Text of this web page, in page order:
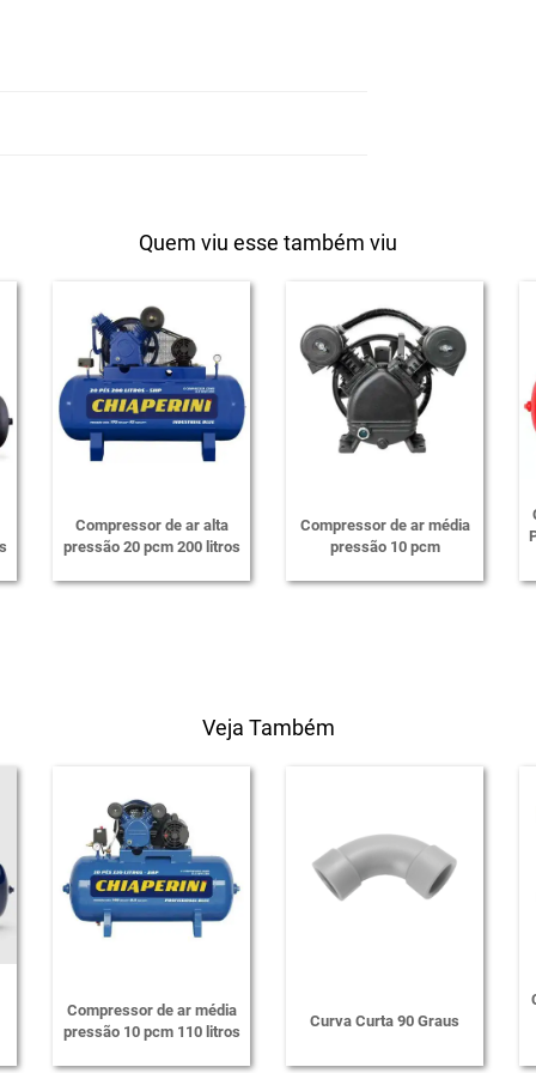
Quem viu esse também viu
Compressor de ar alta
pressão 20 pcm 200 litros
Compressor de ar média
pressão 10 pcm
Veja Também
Compressor de ar média
pressão 10 pcm 110 litros
Curva Curta 90 Graus